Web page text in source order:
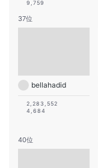
9,759
37位
bellahadid
2,283,552
4,684
40位